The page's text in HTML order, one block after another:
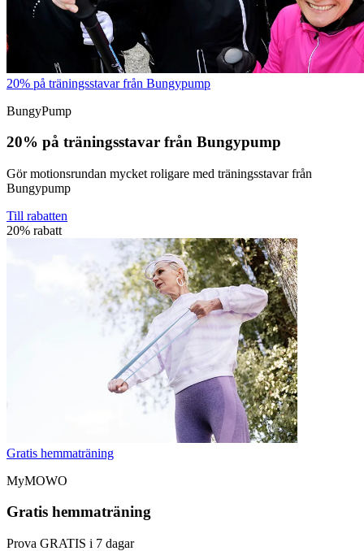
20% på träningsstavar från Bungypump
BungyPump
20% på träningsstavar från Bungypump
Gör motionsrundan mycket roligare med träningsstavar från
Bungypump
Till rabatten
20% rabatt
Gratis hemmaträning
MyMOWO
Gratis hemmaträning
Prova GRATIS i 7 dagar